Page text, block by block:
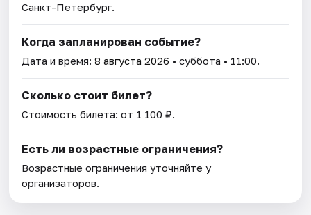
Санкт-Петербург.
Когда запланирован событие?
Дата и время:8 августа 2026 • суббота • 11:00.
Сколько стоит билет?
Стоимость билета: от 1 100 ₽.
Есть ли возрастные ограничения?
Возрастные ограничения уточняйте у
организаторов.